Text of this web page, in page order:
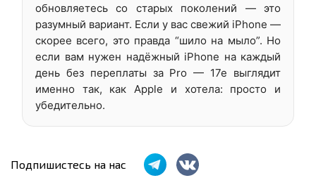
обновляетесь со старых поколений — это
разумный вариант. Если у вас свежий iPhone —
скорее всего, это правда “шило на мыло”. Но
если вам нужен надёжный iPhone на каждый
день без переплаты за Pro — 17e выглядит
именно так, как Apple и хотела: просто и
убедительно.
Подпишистесь на нас